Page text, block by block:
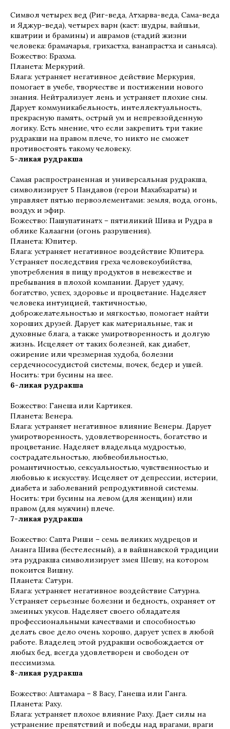
Символ четырех вед (Риг-веда, Атхарва-веда, Сама-веда
и Яджур-веда), четырех варн (каст: шудры, вайшьи,
кшатрии и брамины) и ашрамов (стадий жизни
человека: брамачарья, грихастха, ванапрастха и саньяса).
Божество: Брахма.
Планета: Меркурий.
Блага: устраняет негативное действие Меркурия,
помогает в учебе, творчестве и постижении нового
знания. Нейтрализует лень и устраняет плохие сны.
Дарует коммуникабельность, интеллектуальность,
прекрасную память, острый ум и непревзойденную
логику. Есть мнение, что если закрепить три такие
рудракши на правом плече, то никто не сможет
противостоять такому человеку.
5-ликая рудракша
Самая распространенная и универсальная рудракша,
символизирует 5 Пандавов (герои Махабхараты) и
управляет пятью первоэлементами: земля, вода, огонь,
воздух и эфир.
Божество: Пашупатинатх – пятиликий Шива и Рудра в
облике Калаагни (огонь разрушения).
Планета: Юпитер.
Блага: устраняет негативное воздействие Юпитера.
Устраняет последствия греха человекоубийства,
употребления в пищу продуктов в невежестве и
пребывания в плохой компании. Дарует удачу,
богатство, успех, здоровье и процветание. Наделяет
человека интуицией, тактичностью,
доброжелательностью и мягкостью, помогает найти
хороших друзей. Дарует как материальные, так и
духовные блага, а также умиротворенность и долгую
жизнь. Исцеляет от таких болезней, как диабет,
ожирение или чрезмерная худоба, болезни
сердечнососудистой системы, почек, бедер и ушей.
Носить: три бусины на шее.
6-ликая рудракша
Божество: Ганеша или Картикея.
Планета: Венера.
Блага: устраняет негативное влияние Венеры. Дарует
умиротворенность, удовлетворенность, богатство и
процветание. Наделяет владельца мудростью,
сострадательностью, любвеобильностью,
романтичностью, сексуальностью, чувственностью и
любовью к искусству. Исцеляет от депрессии, истерии,
диабета и заболеваний репродуктивной системы.
Носить: три бусины на левом (для женщин) или
правом (для мужчин) плече.
7-ликая рудракша
Божество: Сапта Риши – семь великих мудрецов и
Ананга Шива (бестелесный), а в вайшнавской традиции
эта рудракша символизирует змея Шешу, на котором
покоится Вишну.
Планета: Сатурн.
Блага: устраняет негативное воздействие Сатурна.
Устраняет серьезные болезни и бедность, охраняет от
змеиных укусов. Наделяет своего обладателя
профессиональными качествами и способностью
делать свое дело очень хорошо, дарует успех в любой
работе. Владелец этой рудракши освобождается от
любых бед, всегда удовлетворен и свободен от
пессимизма.
8-ликая рудракша
Божество: Аштамара – 8 Васу, Ганеша или Ганга.
Планета: Раху.
Блага: устраняет плохое влияние Раху. Дает силы на
устранение препятствий и победы над врагами, враги